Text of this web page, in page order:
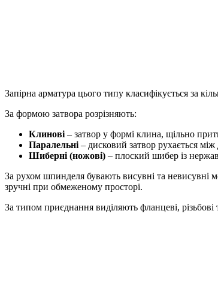
Запірна арматура цього типу класифікується за
За формою затвора розрізняють:
Клинові – затвор у формі клина, щільно
Паралельні – дисковий затвор рухається
Шиберні (ножові) – плоский шибер із
За рухом шпинделя бувають висувні та невисувні
зручні при обмеженому просторі.
За типом приєднання виділяють фланцеві, різьбові